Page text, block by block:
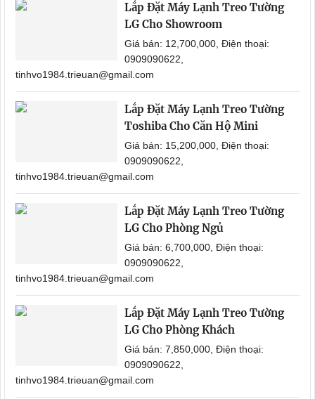
Lắp Đặt Máy Lạnh Treo Tường
LG Cho Showroom
Giá bán: 12,700,000, Điện thoại:
0909090622,
tinhvo1984.trieuan@gmail.com
Lắp Đặt Máy Lạnh Treo Tường
Toshiba Cho Căn Hộ Mini
Giá bán: 15,200,000, Điện thoại:
0909090622,
tinhvo1984.trieuan@gmail.com
Lắp Đặt Máy Lạnh Treo Tường
LG Cho Phòng Ngủ
Giá bán: 6,700,000, Điện thoại:
0909090622,
tinhvo1984.trieuan@gmail.com
Lắp Đặt Máy Lạnh Treo Tường
LG Cho Phòng Khách
Giá bán: 7,850,000, Điện thoại:
0909090622,
tinhvo1984.trieuan@gmail.com